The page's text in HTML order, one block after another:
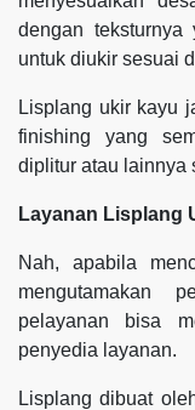
dengan teksturnya
untuk diukir sesuai
Lisplang ukir kayu
finishing yang
diplitur atau lainnya
Layanan Lisplang
Nah, apabila
mengutamakan
pelayanan bisa
penyedia layanan.
Lisplang dibuat